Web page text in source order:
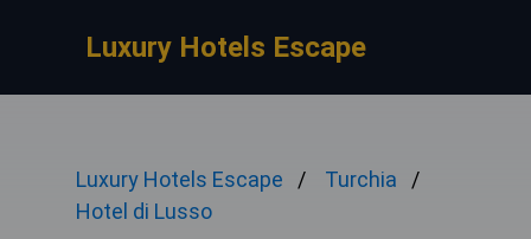
Luxury Hotels Escape
Luxury Hotels Escape
Turchia
Hotel di Lusso